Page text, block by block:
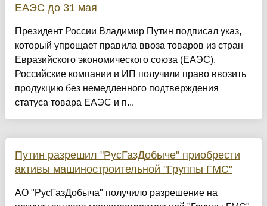
ЕАЭС до 31 мая
Президент России Владимир Путин подписал указ,
который упрощает правила ввоза товаров из стран
Евразийского экономического союза (ЕАЭС).
Российские компании и ИП получили право ввозить
продукцию без немедленного подтверждения
статуса товара ЕАЭС и п...
Путин разрешил "РусГазДобыче" приобрести
активы машиностроительной "Группы ГМС"
АО "РусГазДобыча" получило разрешение на